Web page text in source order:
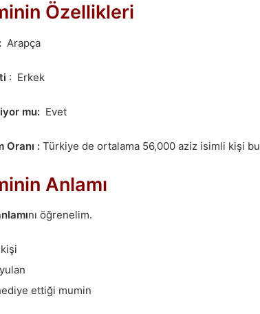
Özellikleri
Arapça
: Erkek
mu: Evet
Oranı : Türkiye de ortalama 56,000 aziz isimli kişi
Anlamı
nı öğrenelim.
ettiği mumin